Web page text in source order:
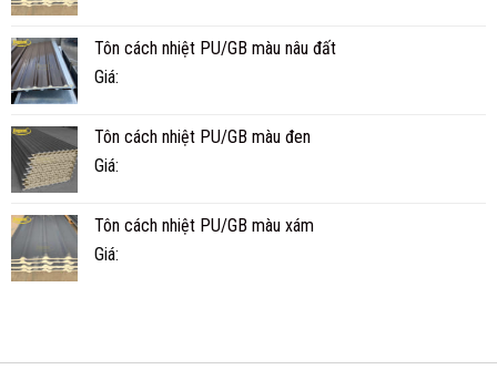
Tôn cách nhiệt PU/GB màu nâu đất
Giá:
Tôn cách nhiệt PU/GB màu đen
Giá:
Tôn cách nhiệt PU/GB màu xám
Giá: